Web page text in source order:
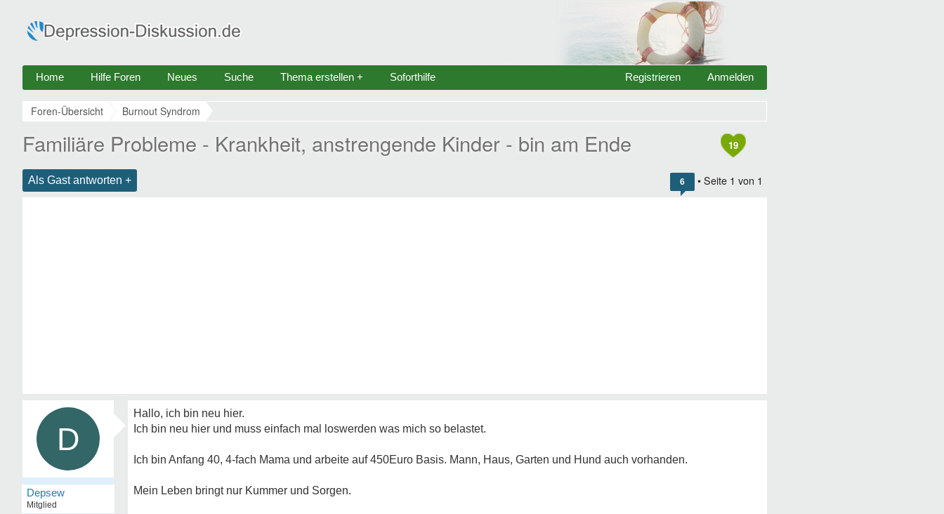
Home Hilfe Foren Neues Suche Thema erstellen + Soforthilfe Anmelden
Registrieren
Foren-Übersicht Burnout Syndrom
19
Familiäre Probleme - Krankheit, anstrengende Kinder - bin am Ende
Als Gast antworten + 6 • Seite 1 von 1
D
Depsew
Mitglied
Hallo, ich bin neu hier.
Ich bin neu hier und muss einfach mal loswerden was mich so belastet.
Ich bin Anfang 40, 4-fach Mama und arbeite auf 450Euro Basis. Mann, Haus, Garten und Hund auch vorhanden.
Mein Leben bringt nur Kummer und Sorgen.